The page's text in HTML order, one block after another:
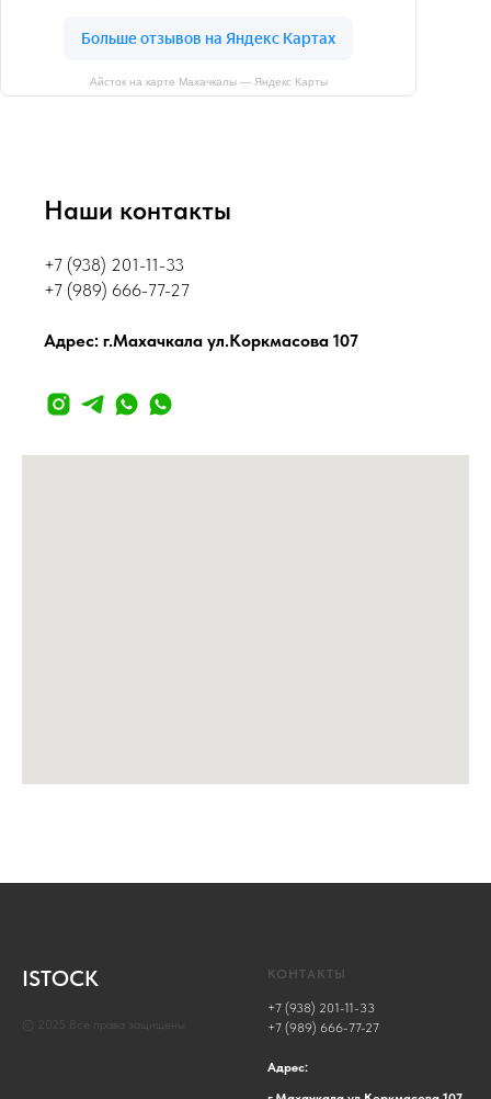
Айсток на карте Махачкалы — Яндекс Карты
Наши контакты
+7 (938) 201-11-33
+7 (989) 666-77-27
Адрес: г.Махачкала ул.Коркмасова 107
ISTOCK
© 2025 Все права защищены
КОНТАКТЫ
+7 (938) 201-11-33
+7 (989) 666-77-27
Адрес: